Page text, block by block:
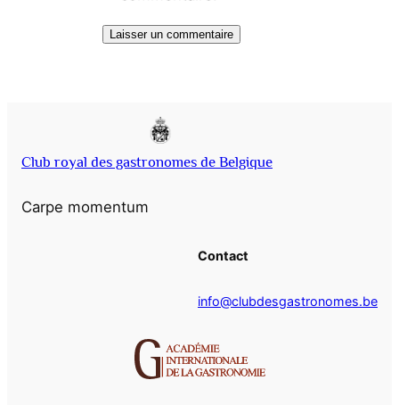
Club royal des gastronomes de Belgique
Carpe momentum
Contact
info@clubdesgastronomes.be